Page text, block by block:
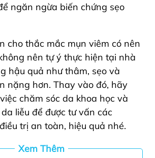
ngăn ngừa biến chứng sẹo
cho thắc mắc mụn viêm có nên
nên tự ý thực hiện tại nhà
hậu quả như thâm, sẹo và
nặng hơn. Thay vào đó, hãy
chăm sóc da khoa học và
liễu để được tư vấn các
trị an toàn, hiệu quả nhé.
Xem Thêm